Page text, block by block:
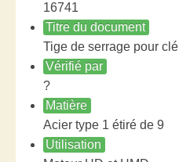
16741
Titre du document
Tige de serrage pour
Vérifié par
?
Matière
Acier type 1 étiré de 9
Utilisation